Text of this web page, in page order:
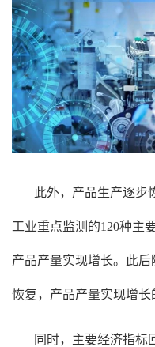
此外，产品生产逐步
工业重点监测的120种主
产品产量实现增长。此
恢复，产品产量实现增长
同时，主要经济指标